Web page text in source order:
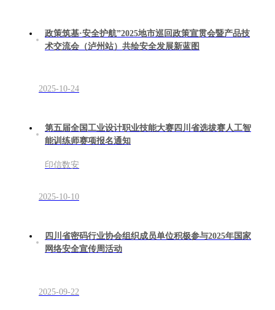
政策筑基·安全护航”2025地市巡回政策宣贯会暨产品技
术交流会（泸州站）共绘安全发展新蓝图
2025-10-24
第五届全国工业设计职业技能大赛四川省选拔赛人工智
能训练师赛项报名通知
印信数安
2025-10-10
四川省密码行业协会组织成员单位积极参与2025年国家
网络安全宣传周活动
2025-09-22